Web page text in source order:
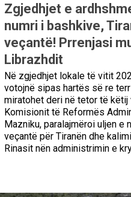
Zgjedhjet e
numri i bashkive,
veçantë! Prrenjasi
Librazhdit
Në zgjedhjet lokale të vitit
votojnë sipas hartës së re
miratohet deri në tetor të
Komisionit të Reformës
Mazniku, paralajmëroi uljen e
veçantë për Tiranën dhe
Rinasit nën administrimin e